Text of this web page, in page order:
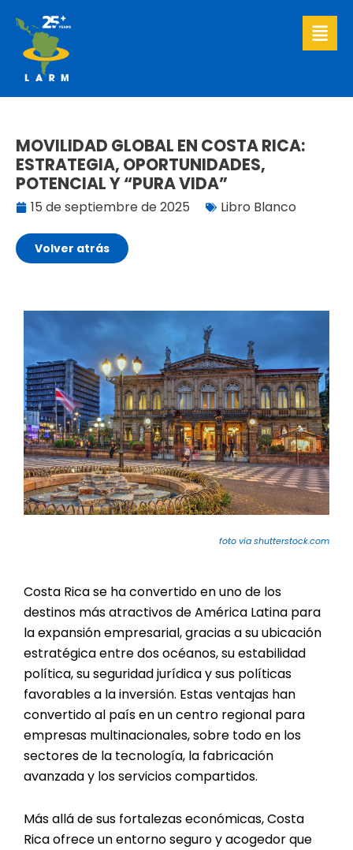
contenido
MOVILIDAD GLOBAL EN COSTA RICA:
ESTRATEGIA, OPORTUNIDADES,
POTENCIAL Y “PURA VIDA”
15 de septiembre de 2025 Libro Blanco
Volver atrás
foto vía shutterstock.com
Costa Rica se ha convertido en uno de los
destinos más atractivos de América Latina para
la expansión empresarial, gracias a su ubicación
estratégica entre dos océanos, su estabilidad
política, su seguridad jurídica y sus políticas
favorables a la inversión. Estas ventajas han
convertido al país en un centro regional para
empresas multinacionales, sobre todo en los
sectores de la tecnología, la fabricación
avanzada y los servicios compartidos.
Más allá de sus fortalezas económicas, Costa
Rica ofrece un entorno seguro y acogedor que